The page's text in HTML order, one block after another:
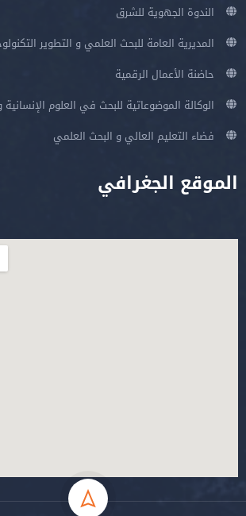
الندوة الجهوية للشرق
المديرية العامة للبحث العلمي و التطوير
حاضنة الأعمال الرقمية
الوكالة الموضوعاتية للبحث في العلوم الإنسانية
فضاء التعليم العالي و البحث العلمي
الموقع الجغرافي